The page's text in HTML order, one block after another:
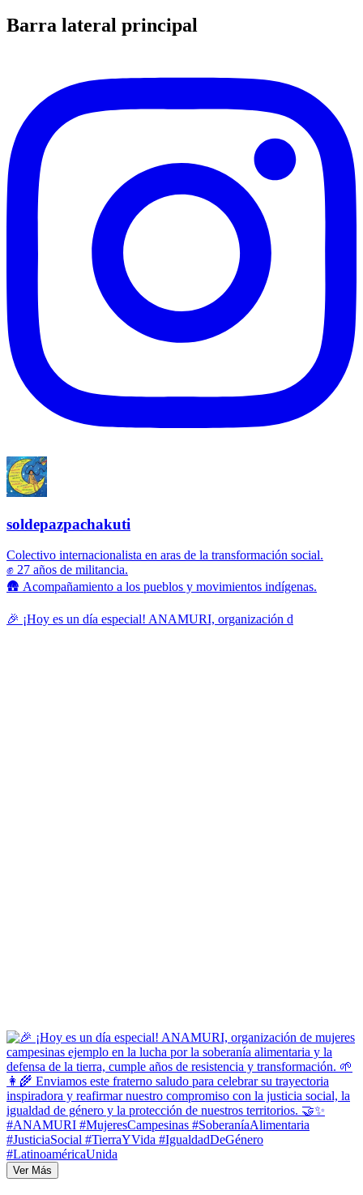
Barra lateral principal
soldepazpachakuti
Colectivo internacionalista en aras de la transformación social.
✊ 27 años de militancia.
🛖 Acompañamiento a los pueblos y movimientos indígenas.
🎉 ¡Hoy es un día especial! ANAMURI, organización d
Ver Más